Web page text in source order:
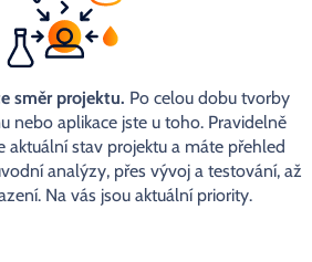
směr projektu. Po celou dobu tvorby
nebo aplikace jste u toho. Pravidelně
aktuální stav projektu a máte přehled
analýzy, přes vývoj a testování, až
Na vás jsou aktuální priority.